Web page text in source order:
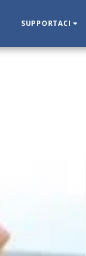
SUPPORTACI